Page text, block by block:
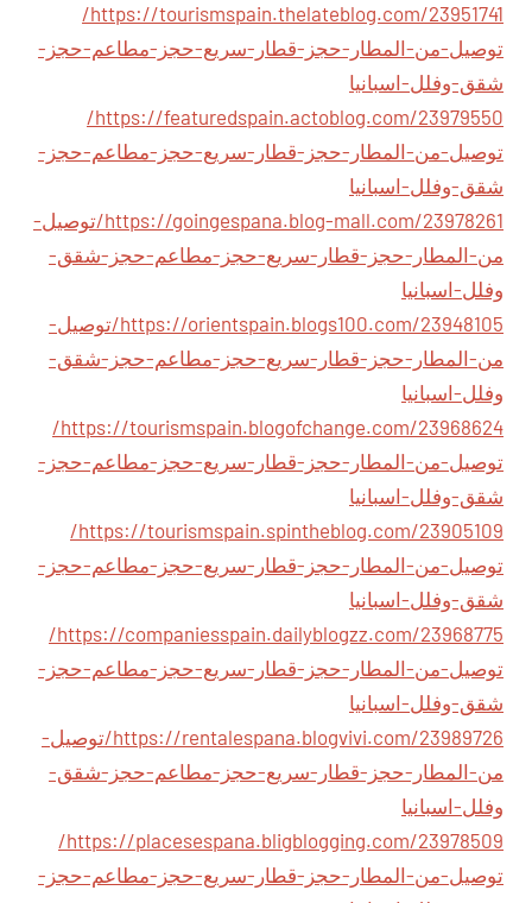
https://tourismspain.thelateblog.com/23951741/
توصيل-من-المطار-حجز-قطار-سريع-حجز-مطاعم-حجز-
شقق-وفلل-اسبانيا
https://featuredspain.actoblog.com/23979550/
توصيل-من-المطار-حجز-قطار-سريع-حجز-مطاعم-حجز-
شقق-وفلل-اسبانيا
https://goingespana.blog-mall.com/23978261/توصيل-
من-المطار-حجز-قطار-سريع-حجز-مطاعم-حجز-شقق-
وفلل-اسبانيا
https://orientspain.blogs100.com/23948105/توصيل-
من-المطار-حجز-قطار-سريع-حجز-مطاعم-حجز-شقق-
وفلل-اسبانيا
https://tourismspain.blogofchange.com/23968624/
توصيل-من-المطار-حجز-قطار-سريع-حجز-مطاعم-حجز-
شقق-وفلل-اسبانيا
https://tourismspain.spintheblog.com/23905109/
توصيل-من-المطار-حجز-قطار-سريع-حجز-مطاعم-حجز-
شقق-وفلل-اسبانيا
https://companiesspain.dailyblogzz.com/23968775/
توصيل-من-المطار-حجز-قطار-سريع-حجز-مطاعم-حجز-
شقق-وفلل-اسبانيا
https://rentalespana.blogvivi.com/23989726/توصيل-
من-المطار-حجز-قطار-سريع-حجز-مطاعم-حجز-شقق-
وفلل-اسبانيا
https://placesespana.bligblogging.com/23978509/
توصيل-من-المطار-حجز-قطار-سريع-حجز-مطاعم-حجز-